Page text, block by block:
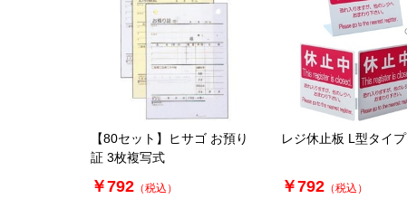
【80セット】ヒサゴ お預り
証 3枚複写式
￥792 （税込）
レジ休止板 L型タイプ
￥792 （税込）